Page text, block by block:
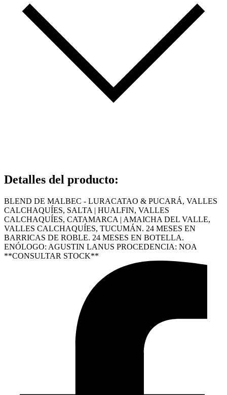
Detalles del producto:
BLEND DE MALBEC - LURACATAO & PUCARÁ, VALLES
CALCHAQUÍES, SALTA | HUALFIN, VALLES
CALCHAQUÍES, CATAMARCA | AMAICHA DEL VALLE,
VALLES CALCHAQUÍES, TUCUMÁN. 24 MESES EN
BARRICAS DE ROBLE. 24 MESES EN BOTELLA.
ENÓLOGO: AGUSTIN LANUS PROCEDENCIA: NOA
**CONSULTAR STOCK**